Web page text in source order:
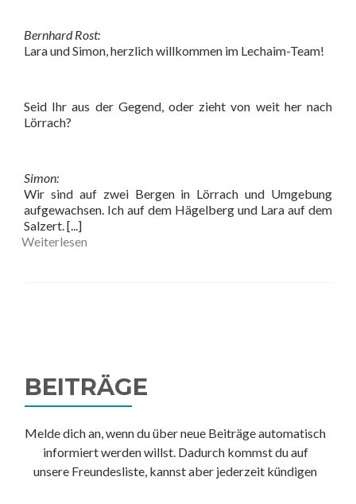
Bernhard Rost:
Lara und Simon, herzlich willkommen im Lechaim-Team!
Seid Ihr aus der Gegend, oder zieht von weit her nach
Lörrach?
Simon:
Wir sind auf zwei Bergen in Lörrach und Umgebung
aufgewachsen. Ich auf dem Hägelberg und Lara auf dem
Salzert.[...]
Weiterlesen
BEITRÄGE
Melde dich an, wenn du über neue Beiträge automatisch
informiert werden willst. Dadurch kommst du auf
unsere Freundesliste, kannst aber jederzeit kündigen